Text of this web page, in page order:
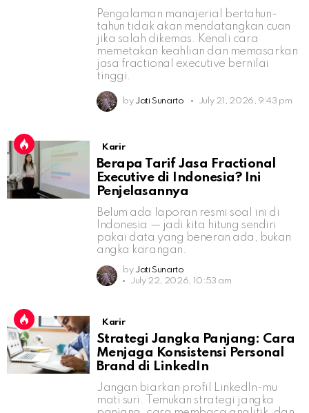
Pengalaman manajerial bertahun-
tahun tidak akan mendatangkan cuan
jika salah dikemas. Kenali cara
memetakan keahlian dan memasarkan
jasa fractional executive bernilai
tinggi.
by Jati Sunarto July 21, 2026, 9:43 pm
Karir
Berapa Tarif Jasa Fractional
Executive di Indonesia? Ini
Penjelasannya
Belum ada laporan resmi soal ini di
Indonesia — jadi kita hitung sendiri
pakai data yang beneran ada, bukan
angka karangan.
by Jati Sunarto
July 22, 2026, 10:53 am
Karir
Strategi Jangka Panjang: Cara
Menjaga Konsistensi Personal
Brand di LinkedIn
Jangan biarkan profil LinkedIn-mu
mati suri. Temukan strategi jangka